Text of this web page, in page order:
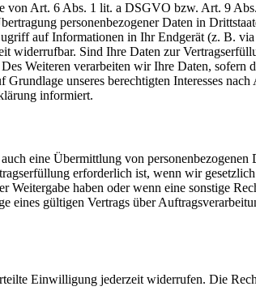
von Art. 6 Abs. 1 lit. a DSGVO bzw. Art. 9
personenbezogener Daten in
auf Informationen in Ihr Endgerät (z. B.
widerrufbar. Sind Ihre Daten zur
Weiteren verarbeiten wir Ihre Daten, sofern
unseres berechtigten Interesses
informiert.
eine Übermittlung von personenbezogenen
erforderlich ist, wenn wir
haben oder wenn eine sonstige
eines gültigen Vertrags über
Einwilligung jederzeit widerrufen. Die